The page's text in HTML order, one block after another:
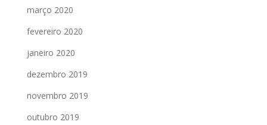
março 2020
fevereiro 2020
janeiro 2020
dezembro 2019
novembro 2019
outubro 2019